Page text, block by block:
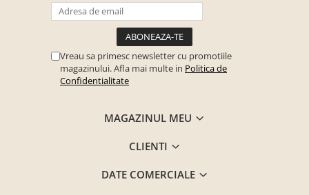
Vreau sa primesc newsletter cu promotiile
magazinului. Afla mai multe in Politica de
Confidentialitate
MAGAZINUL MEU
CLIENTI
DATE COMERCIALE